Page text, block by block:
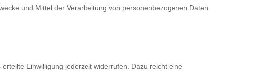
und Mittel der Verarbeitung von personenbezogenen Daten
Einwilligung jederzeit widerrufen. Dazu reicht eine